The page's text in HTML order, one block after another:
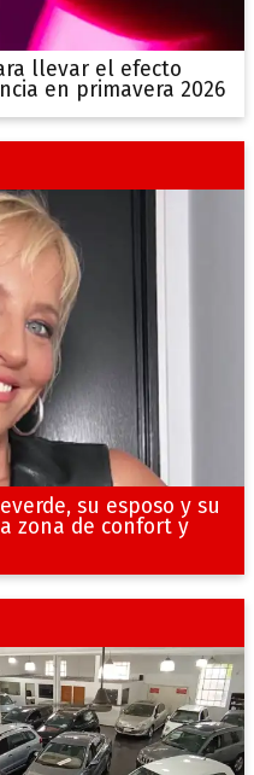
llevar el efecto
en primavera 2026
su esposo y su
zona de confort y